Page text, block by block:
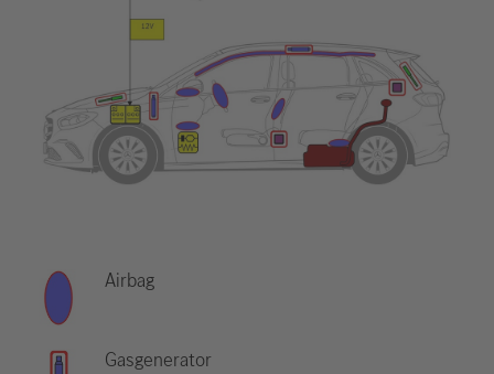
Airbag
Gasgenerator